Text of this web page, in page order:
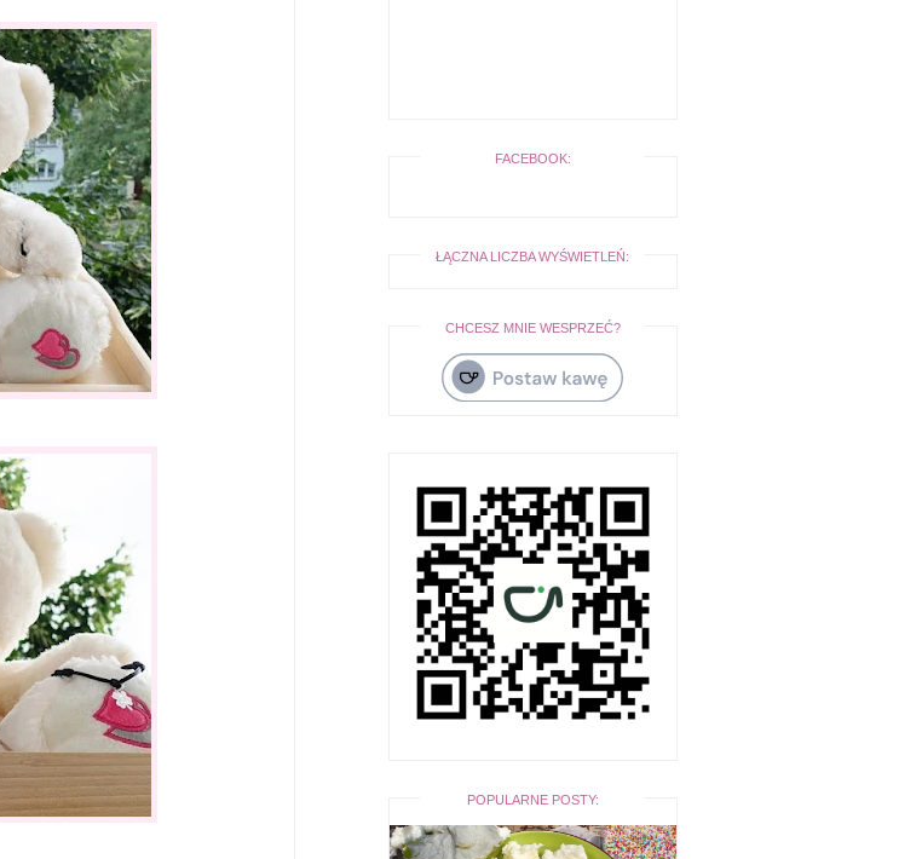
FACEBOOK:
ŁĄCZNA LICZBA WYŚWIETLEŃ:
CHCESZ MNIE WESPRZEĆ?
POPULARNE POSTY: